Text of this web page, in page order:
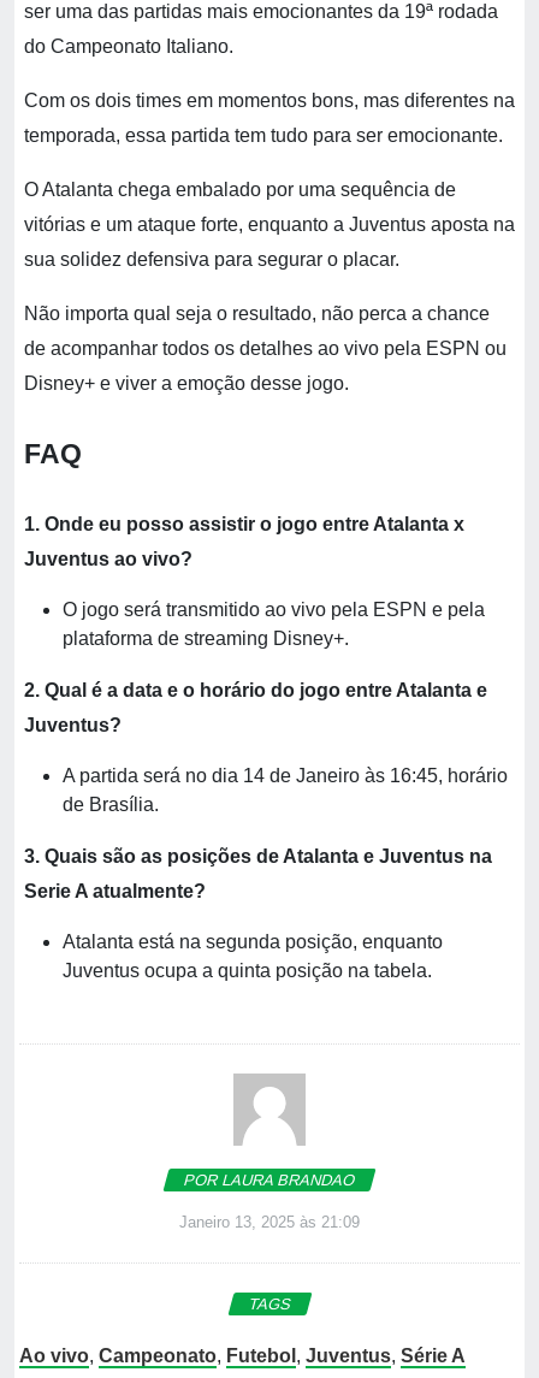
ser uma das partidas mais emocionantes da 19ª rodada
do Campeonato Italiano.
Com os dois times em momentos bons, mas diferentes na
temporada, essa partida tem tudo para ser emocionante.
O Atalanta chega embalado por uma sequência de
vitórias e um ataque forte, enquanto a Juventus aposta na
sua solidez defensiva para segurar o placar.
Não importa qual seja o resultado, não perca a chance
de acompanhar todos os detalhes ao vivo pela ESPN ou
Disney+ e viver a emoção desse jogo.
FAQ
1. Onde eu posso assistir o jogo entre Atalanta x
Juventus ao vivo?
O jogo será transmitido ao vivo pela ESPN e pela
plataforma de streaming Disney+.
2. Qual é a data e o horário do jogo entre Atalanta e
Juventus?
A partida será no dia 14 de Janeiro às 16:45, horário
de Brasília.
3. Quais são as posições de Atalanta e Juventus na
Serie A atualmente?
Atalanta está na segunda posição, enquanto
Juventus ocupa a quinta posição na tabela.
POR LAURA BRANDAO
Janeiro 13, 2025 às 21:09
TAGS
Ao vivo, Campeonato, Futebol , Juventus, Série A